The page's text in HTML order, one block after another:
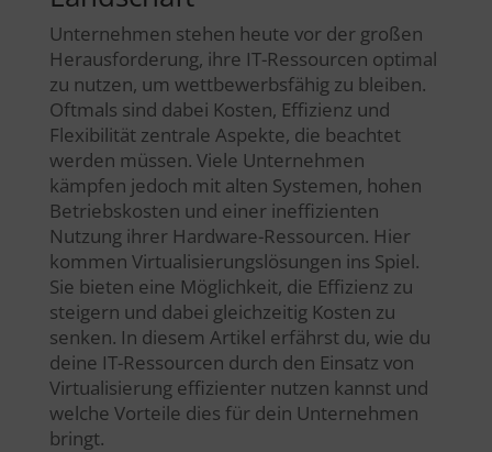
Unternehmen stehen heute vor der großen
Herausforderung, ihre IT-Ressourcen optimal
zu nutzen, um wettbewerbsfähig zu bleiben.
Oftmals sind dabei Kosten, Effizienz und
Flexibilität zentrale Aspekte, die beachtet
werden müssen. Viele Unternehmen
kämpfen jedoch mit alten Systemen, hohen
Betriebskosten und einer ineffizienten
Nutzung ihrer Hardware-Ressourcen. Hier
kommen Virtualisierungslösungen ins Spiel.
Sie bieten eine Möglichkeit, die Effizienz zu
steigern und dabei gleichzeitig Kosten zu
senken. In diesem Artikel erfährst du, wie du
deine IT-Ressourcen durch den Einsatz von
Virtualisierung effizienter nutzen kannst und
welche Vorteile dies für dein Unternehmen
bringt.